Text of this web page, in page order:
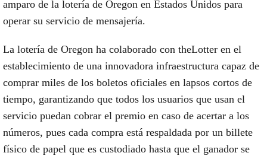
amparo de la lotería de Oregon en Estados Unidos para
operar su servicio de mensajería.
La lotería de Oregon ha colaborado con theLotter en el
establecimiento de una innovadora infraestructura capaz de
comprar miles de los boletos oficiales en lapsos cortos de
tiempo, garantizando que todos los usuarios que usan el
servicio puedan cobrar el premio en caso de acertar a los
números, pues cada compra está respaldada por un billete
físico de papel que es custodiado hasta que el ganador se